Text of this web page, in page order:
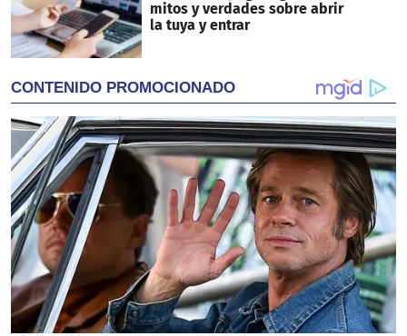
mitos y verdades sobre abrir
la tuya y entrar